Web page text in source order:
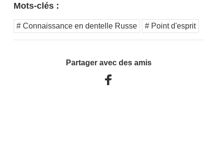
Mots-clés :
# Connaissance en dentelle Russe # Point d'esprit
Partager avec des amis